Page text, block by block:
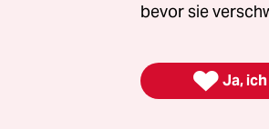
Staatsvertrag in Kraft
bevor sie
 Ja,